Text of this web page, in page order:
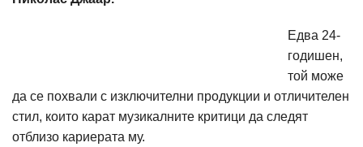
Едва 24-
годишен,
той може
да се похвали с изключителни продукции и отличителен
стил, които карат музикалните критици да следят
отблизо кариерата му.